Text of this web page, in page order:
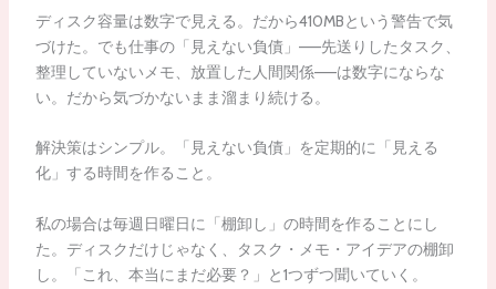
ディスク容量は数字で見える。だから410MBという警告で気
づけた。でも仕事の「見えない負債」——先送りしたタスク、
整理していないメモ、放置した人間関係——は数字にならな
い。だから気づかないまま溜まり続ける。
解決策はシンプル。「見えない負債」を定期的に「見える
化」する時間を作ること。
私の場合は毎週日曜日に「棚卸し」の時間を作ることにし
た。ディスクだけじゃなく、タスク・メモ・アイデアの棚卸
し。「これ、本当にまだ必要？」と1つずつ聞いていく。